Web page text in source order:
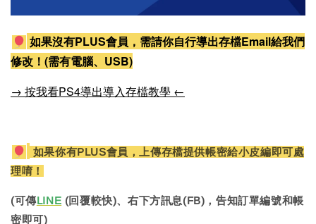
如果沒有PLUS會員，需請你自行導出存檔Email給我們
修改！(需有電腦、USB)
→ 按我看PS4導出導入存檔教學 ←
如果你有PLUS會員，上傳存檔提供帳密給小皮編即可處
理唷！
(可傳LINE (回覆較快)、右下方訊息(FB)，告知訂單編號和帳
密即可)